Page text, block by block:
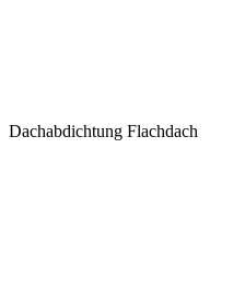
Dachabdichtung Flachdach